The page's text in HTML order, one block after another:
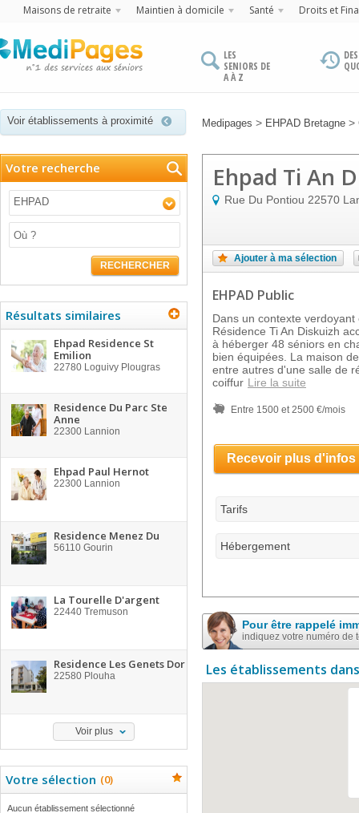
Maisons de retraite Maintien à domicile Santé Droits et
LES
SENIORS DE
A À Z
Voir établissements à proximité Medipages > EHPAD Bretagne >
Votre recherche
EHPAD
RECHERCHER
Résultats similaires
Ehpad Residence St
Emilion
22780 Loguivy Plougras
Residence Du Parc Ste
Anne
22300 Lannion
Ehpad Paul Hernot
22300 Lannion
Residence Menez Du
56110 Gourin
La Tourelle D'argent
22440 Tremuson
Residence Les Genets Dor
22580 Plouha
Voir plus
Votre sélection (0)
Aucun établissement sélectionné
Ehpad Ti An
Rue Du Pontiou 22570
Ajouter à ma sélection
EHPAD Public
Dans un contexte
Résidence Ti An Diskuizh
à héberger 48 séniors en
bien équipées. La maison
entre autres d'une salle de
coiffur Lire la suite
Entre 1500 et 2500 €/mois
Recevoir plus d'infos
Tarifs
Hébergement
Pour être rappelé
indiquez votre numéro de
Les établissements